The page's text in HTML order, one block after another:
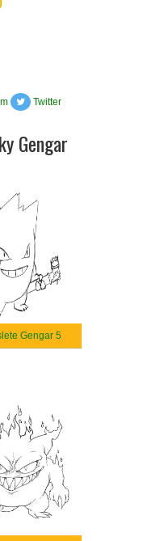
Twitter
Gengar
Gengar 5